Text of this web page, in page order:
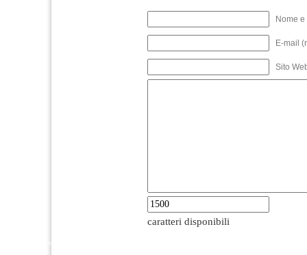
Nome
E-mail
Sito
caratteri disponibili